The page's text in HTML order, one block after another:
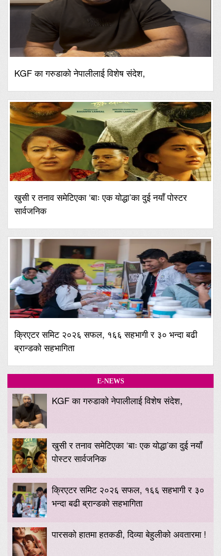
KGF का गरुडाको नेपालीलाई विशेष संदेश,
खुसी र तनाव समेटिएका ‘बाः एक योद्धा’का दुई नयाँ पोस्टर
सार्वजनिक
क्रिएटर समिट २०२६ सफल, १६६ सहभागी र ३० भन्दा बढी
ब्रान्डको सहभागिता
E-NEWS
KGF का गरुडाको नेपालीलाई विशेष संदेश,
खुसी र तनाव समेटिएका ‘बाः एक योद्धा’का दुई नयाँ
पोस्टर सार्वजनिक
क्रिएटर समिट २०२६ सफल, १६६ सहभागी र ३०
भन्दा बढी ब्रान्डको सहभागिता
पारसको हातमा हतकडी, दिव्या बेहुलीको अवतारमा !